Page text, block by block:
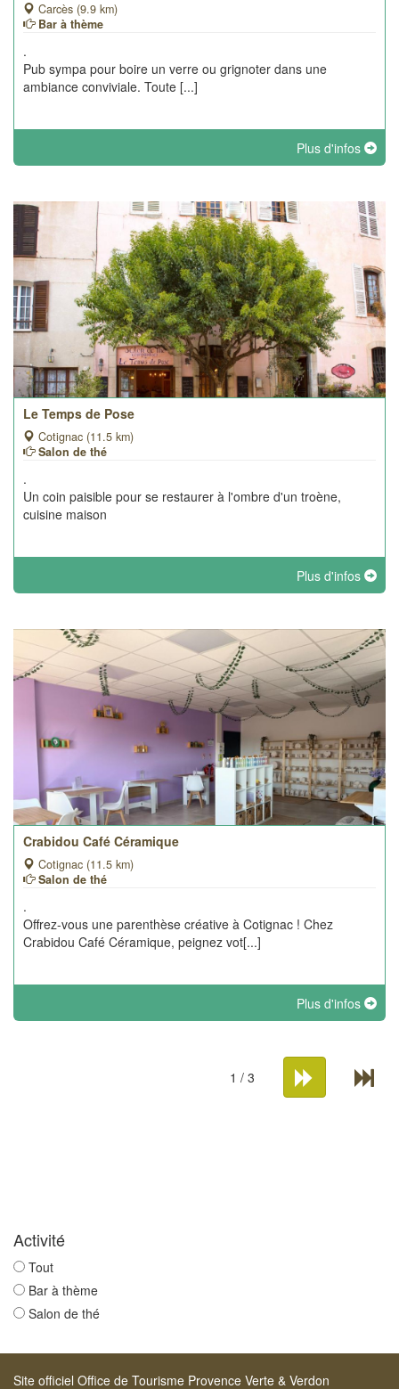
Carcès (9.9 km)
Bar à thème
.
Pub sympa pour boire un verre ou grignoter dans une
ambiance conviviale. Toute [...]
Plus d'infos
Le Temps de Pose
Cotignac (11.5 km)
Salon de thé
.
Un coin paisible pour se restaurer à l'ombre d'un troène,
cuisine maison
Plus d'infos
Crabidou Café Céramique
Cotignac (11.5 km)
Salon de thé
.
Offrez-vous une parenthèse créative à Cotignac ! Chez
Crabidou Café Céramique, peignez vot[...]
Plus d'infos
1 / 3
Activité
Tout
Bar à thème
Salon de thé
Site officiel Office de Tourisme Provence Verte & Verdon